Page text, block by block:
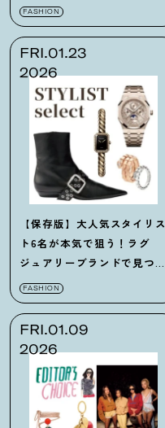
ンバサ」に注目
FASHION
FRI.01.23
2026
【保存版】大人気スタイリス
ト6名が本気で狙う ！ ラグ
ジュアリーブランドで見つけ
た逸品32選まとめ
FASHION
FRI.01.09
2026